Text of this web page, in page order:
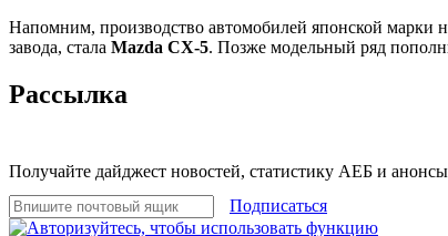
Напомним, производство автомобилей японской марки
завода, стала Mazda CX-5. Позже модельный ряд
Рассылка
Получайте дайджест новостей, статистику АЕБ и
Подписаться